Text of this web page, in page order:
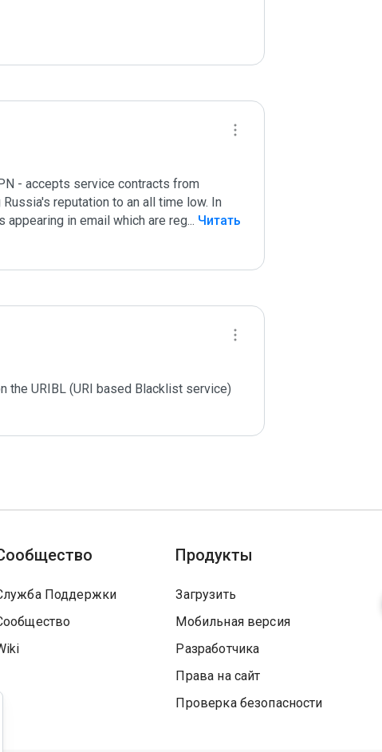
- accepts service contracts from
reputation to an all time low. In
in email which are reg... Читать
the URIBL (URI based Blacklist service)
Поддержки
Продукты
Загрузить
Мобильная версия
Разработчика
Права на сайт
Проверка безопасности